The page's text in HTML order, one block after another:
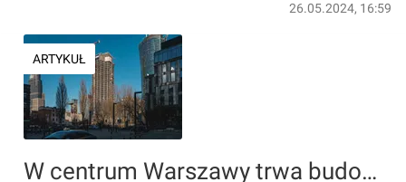
26.05.2024, 16:59
ARTYKUŁ
W centrum Warszawy trwa budowa 174-metrowego wieżowca The Bridge [FILMY]